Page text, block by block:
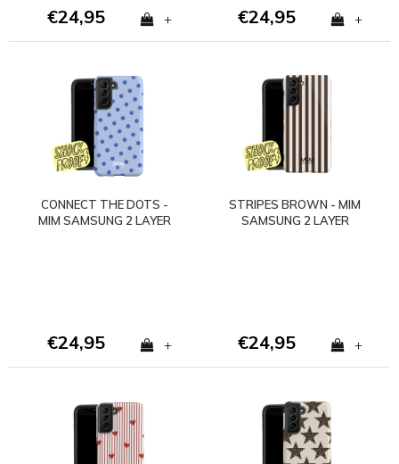
€24,95 + €24,95 +
CONNECT THE DOTS -
MIM SAMSUNG 2 LAYER
€24,95 +
STRIPES BROWN - MIM
SAMSUNG 2 LAYER
€24,95 +